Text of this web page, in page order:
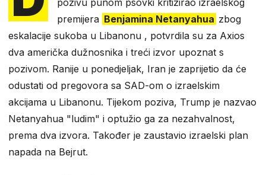
premijera Benjamina Netanyahua zbog
eskalacije sukoba u Libanonu , potvrdila su za Axios
dva američka dužnosnika i treći izvor upoznat s
pozivom. Ranije u ponedjeljak, Iran je zaprijetio da će
odustati od pregovora sa SAD-om o izraelskim
akcijama u Libanonu. Tijekom poziva, Trump je nazvao
Netanyahua "ludim" i optužio ga za nezahvalnost,
prema dva izvora. Također je zaustavio izraelski plan
napada na Bejrut.